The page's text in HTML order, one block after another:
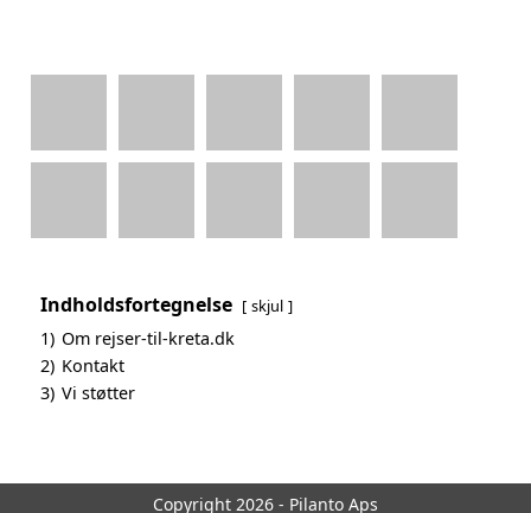
Indholdsfortegnelse skjul
1) Om rejser-til-kreta.dk
2) Kontakt
3) Vi støtter
Copyright 2026 - Pilanto Aps